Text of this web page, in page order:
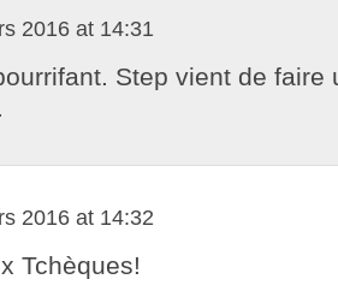
2016 at 14:31
Step vient de faire
2016 at 14:32
Tchèques!